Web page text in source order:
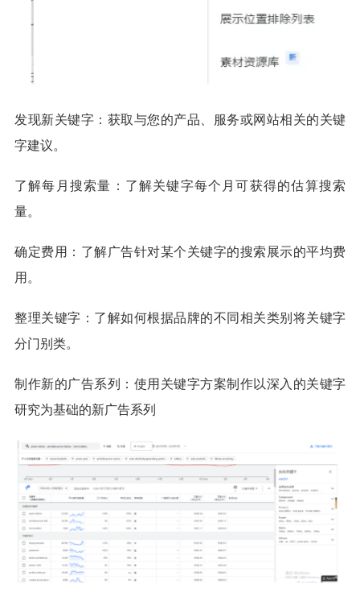
发现新关键字：获取与您的产品、服务或网站相关的关键
字建议。
了解每月搜索量：了解关键字每个月可获得的估算搜索
量。
确定费用：了解广告针对某个关键字的搜索展示的平均费
用。
整理关键字：了解如何根据品牌的不同相关类别将关键字
分门别类。
制作新的广告系列：使用关键字方案制作以深入的关键字
研究为基础的新广告系列